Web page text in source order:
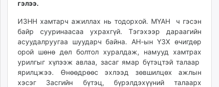
24tsag.mn
shuud.mn
eagle.mn
ergelt.mn
zarig.mn
today.mn
zuv.mn
гэлээ.
ИЗНН хамтарч ажиллах нь тодорхой. МҮАН ч гэсэн
байр сууринаасаа ухрахгүй. Тэгэхээр дараагийн
асуудалруугаа шуударч байна. АН-ын ҮЗХ өчигдөр
орой шөнө дөл болтол хуралдаж, намууд хамтрах
урилгыг хүлээж авлаа, засаг ямар бүтэцтэй талаар
ярилцжээ. Өнөөдрөөс эхлээд зөвшилцөх ажлын
хэсэг Засгийн бүтэц, бүрэлдэхүүний талаарх